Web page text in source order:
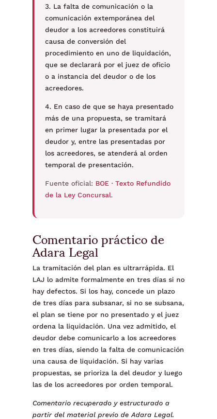
3. La falta de comunicación o la
comunicación extemporánea del
deudor a los acreedores constituirá
causa de conversión del
procedimiento en uno de liquidación,
que se declarará por el juez de oficio
o a instancia del deudor o de los
acreedores.
4. En caso de que se haya presentado
más de una propuesta, se tramitará
en primer lugar la presentada por el
deudor y, entre las presentadas por
los acreedores, se atenderá al orden
temporal de presentación.
Fuente oficial: BOE · Texto Refundido
de la Ley Concursal.
Comentario práctico de
Adara Legal
La tramitación del plan es ultrarrápida. El
LAJ lo admite formalmente en tres días si no
hay defectos. Si los hay, concede un plazo
de tres días para subsanar, si no se subsana,
el plan se tiene por no presentado y el juez
ordena la liquidación. Una vez admitido, el
deudor debe comunicarlo a los acreedores
en tres días, siendo la falta de comunicación
una causa de liquidación. Si hay varias
propuestas, se prioriza la del deudor y luego
las de los acreedores por orden temporal.
Comentario recuperado y estructurado a
partir del material previo de Adara Legal.